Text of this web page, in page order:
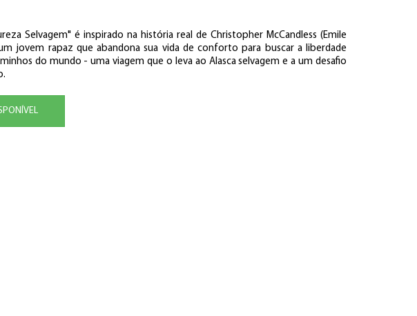
Selvagem" é inspirado na história real de Christopher McCandless (Emile
jovem rapaz que abandona sua vida de conforto para buscar a liberdade
do mundo - uma viagem que o leva ao Alasca selvagem e a um desafio